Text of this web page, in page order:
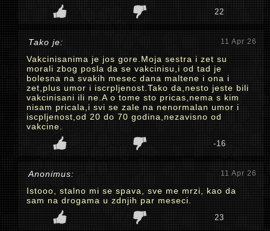
22
Tako je: 11 Apr 26
Vakcinisanima je jos gore.Moja sestra i zet su
morali zbog posla da se vakcinisu,i od tad je
bolesna na svakih mesec dana maltene i ona i
zet,plus umor i iscrpljenost.Tako da,nesto jeste bili
vakcinisani ili ne.A o tome sto pricas,nema s kim
nisam pricala,i svi se zale na nenormalan umor i
iscpljenost,od 20 do 70 godina,nezavisno od
vakcine.
-16
Anonimus: 11 Apr 26
Istooo, stalno mi se spava, sve me mrzi, kao da
sam na drogama u zdnjih par meseci.
23